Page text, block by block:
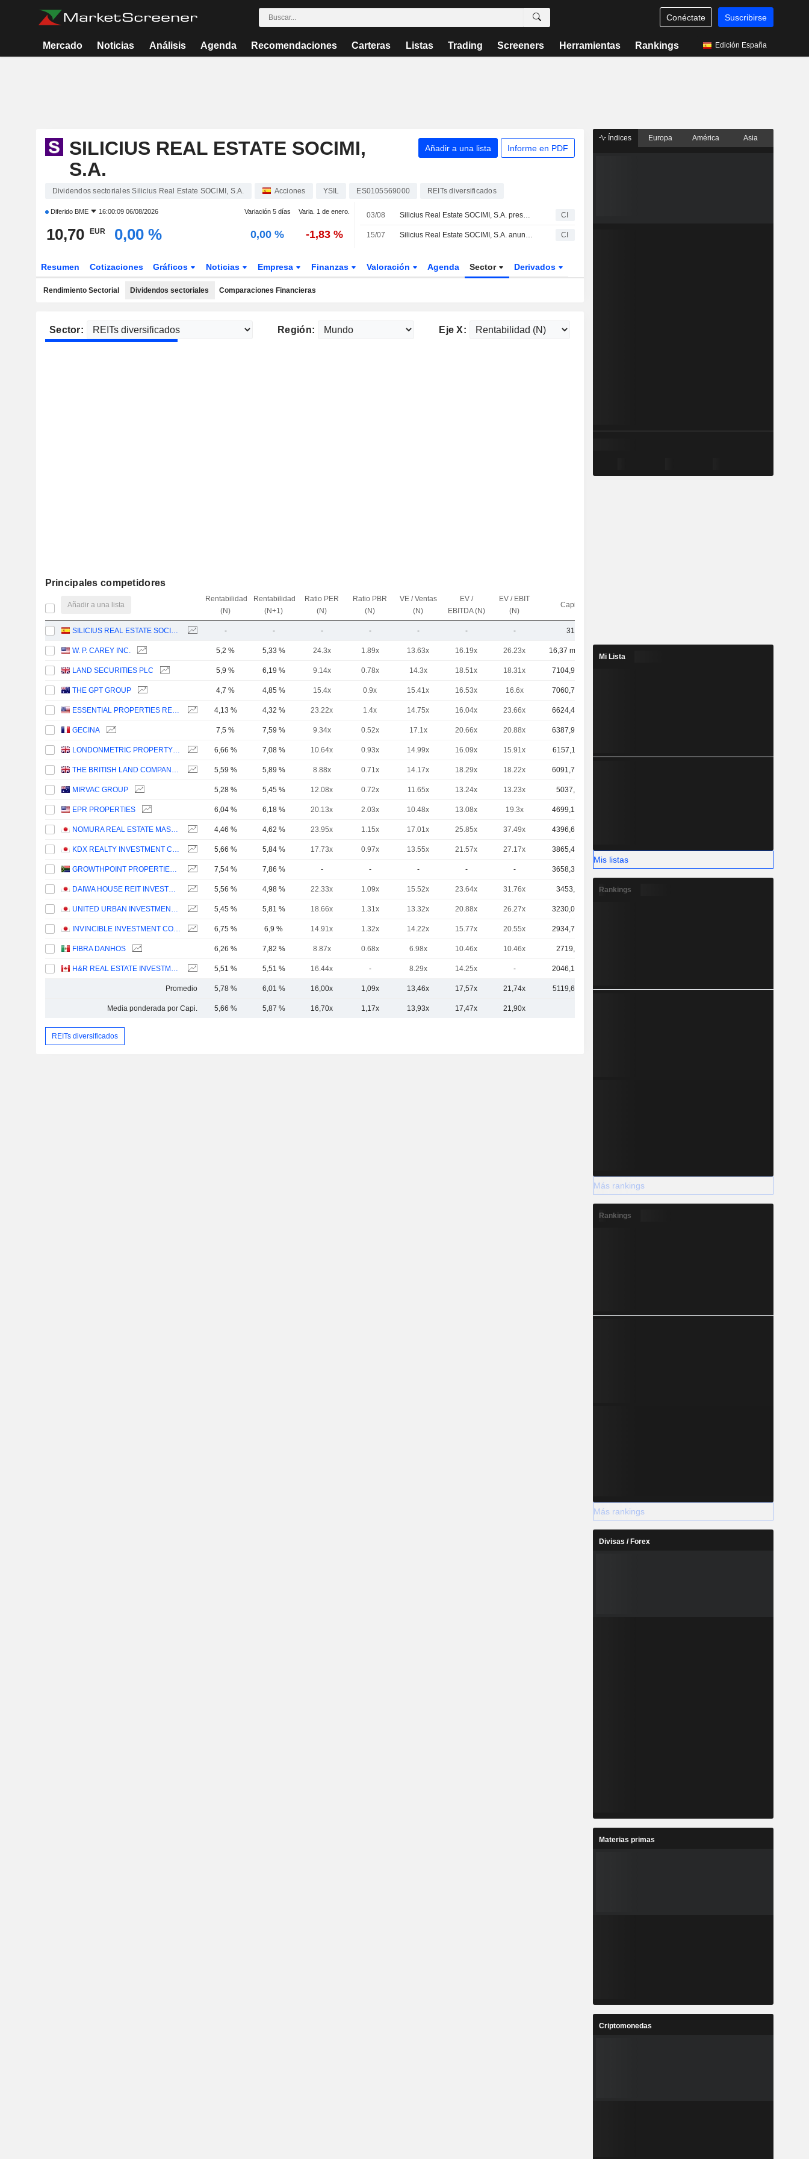
Conéctate Suscribirse
Mercado Noticias Análisis Agenda Recomendaciones Carteras Listas Trading Screeners Herramientas Rankings Edición España
SILICIUS REAL ESTATE SOCIMI,
S.A.
Añadir a una lista Informe en PDF
Dividendos sectoriales Silicius Real Estate SOCIMI, S.A. Acciones YSIL ES0105569000 REITs diversificados
Diferido BME 16:00:09 06/08/2026 Variación 5 días Varia. 1 de enero.
10,70 EUR 0,00 % 0,00 % -1,83 %
03/08 Silicius Real Estate SOCIMI, S.A. presenta sus resultados del primer semestre de 2026 CI
15/07 Silicius Real Estate SOCIMI, S.A. anuncia un dividendo anual pagadero el 22 de julio de 2026 CI
Resumen Cotizaciones Gráficos Noticias Empresa Finanzas Valoración Agenda Sector Derivados
Rendimiento Sectorial Dividendos sectoriales Comparaciones Financieras
Sector: Región: Eje X:
Principales competidores
Añadir a una lista
Rentabilidad
(N)
Rentabilidad
(N+1)
Ratio PER
(N)
Ratio PBR
(N)
VE / Ventas
(N)
EV /
EBITDA (N)
EV / EBIT
(N)
Capi.($)
SILICIUS REAL ESTATE SOCIMI, S.A. - - - - - - - 317 M
W. P. CAREY INC. 5,2 % 5,33 % 24.3x 1.89x 13.63x 16.19x 26.23x 16,37 mil M
LAND SECURITIES PLC 5,9 % 6,19 % 9.14x 0.78x 14.3x 18.51x 18.31x 7104,93 M
THE GPT GROUP 4,7 % 4,85 % 15.4x 0.9x 15.41x 16.53x 16.6x 7060,79 M
ESSENTIAL PROPERTIES REALTY TRUST, INC. 4,13 % 4,32 % 23.22x 1.4x 14.75x 16.04x 23.66x 6624,44 M
GECINA 7,5 % 7,59 % 9.34x 0.52x 17.1x 20.66x 20.88x 6387,91 M
LONDONMETRIC PROPERTY PLC 6,66 % 7,08 % 10.64x 0.93x 14.99x 16.09x 15.91x 6157,11 M
THE BRITISH LAND COMPANY PLC 5,59 % 5,89 % 8.88x 0.71x 14.17x 18.29x 18.22x 6091,79 M
MIRVAC GROUP 5,28 % 5,45 % 12.08x 0.72x 11.65x 13.24x 13.23x 5037,8 M
EPR PROPERTIES 6,04 % 6,18 % 20.13x 2.03x 10.48x 13.08x 19.3x 4699,19 M
NOMURA REAL ESTATE MASTER FUND, INC. 4,46 % 4,62 % 23.95x 1.15x 17.01x 25.85x 37.49x 4396,64 M
KDX REALTY INVESTMENT CORPORATION 5,66 % 5,84 % 17.73x 0.97x 13.55x 21.57x 27.17x 3865,46 M
GROWTHPOINT PROPERTIES LIMITED 7,54 % 7,86 % - - - - - 3658,33 M
DAIWA HOUSE REIT INVESTMENT CORPORATION 5,56 % 4,98 % 22.33x 1.09x 15.52x 23.64x 31.76x 3453,3 M
UNITED URBAN INVESTMENT CORPORATION 5,45 % 5,81 % 18.66x 1.31x 13.32x 20.88x 26.27x 3230,02 M
INVINCIBLE INVESTMENT CORPORATION 6,75 % 6,9 % 14.91x 1.32x 14.22x 15.77x 20.55x 2934,74 M
FIBRA DANHOS 6,26 % 7,82 % 8.87x 0.68x 6.98x 10.46x 10.46x 2719,5 M
H&R REAL ESTATE INVESTMENT TRUST 5,51 % 5,51 % 16.44x - 8.29x 14.25x - 2046,14 M
Promedio 5,78 % 6,01 % 16,00x 1,09x 13,46x 17,57x 21,74x 5119,68 M
Media ponderada por Capi. 5,66 % 5,87 % 16,70x 1,17x 13,93x 17,47x 21,90x
REITs diversificados
Índices Europa América Asia
Mi Lista
Mis listas
Rankings
Más rankings
Rankings
Más rankings
Divisas / Forex
Materias primas
Criptomonedas